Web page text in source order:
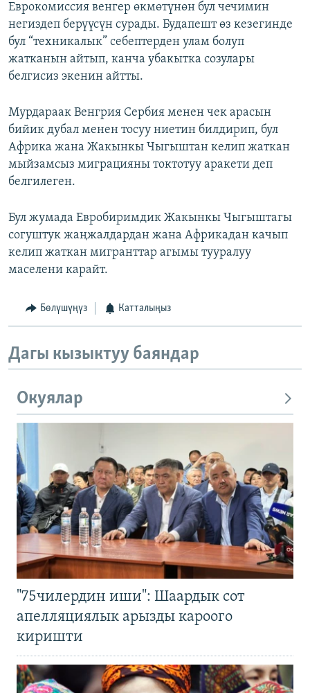
Еврокомиссия венгер өкмөтүнөн бул чечимин
негиздеп берүүсүн сурады. Будапешт өз кезегинде
бул “техникалык” себептерден улам болуп
жатканын айтып, канча убакытка созулары
белгисиз экенин айтты.
Мурдараак Венгрия Сербия менен чек арасын
бийик дубал менен тосуу ниетин билдирип, бул
Африка жана Жакынкы Чыгыштан келип жаткан
мыйзамсыз миграцияны токтотуу аракети деп
белгилеген.
Бул жумада Евробиримдик Жакынкы Чыгыштагы
согуштук жаңжалдардан жана Африкадан качып
келип жаткан мигранттар агымы тууралуу
маселени карайт.
Бөлүшүңүз Катталыңыз
Дагы кызыктуу баяндар
Окуялар
"75чилердин иши": Шаардык сот
апелляциялык арызды кароого
киришти